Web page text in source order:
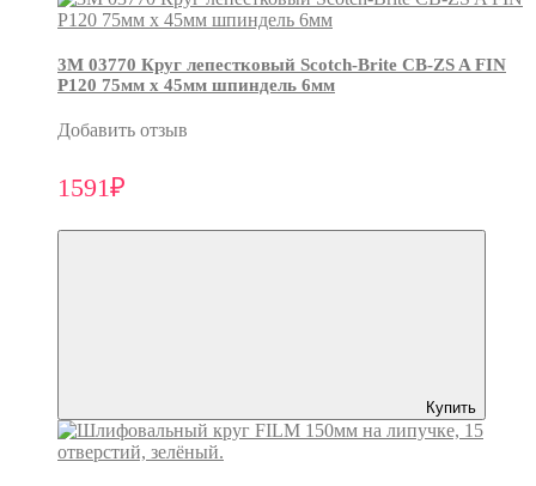
3М 03770 Круг лепестковый Scotch-Brite CB-ZS A FIN
P120 75мм х 45мм шпиндель 6мм
Добавить отзыв
1591₽
Купить